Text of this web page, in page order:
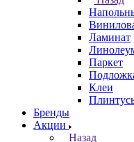
Ламинат
Паркет
Клеи
Бренды
Акции
Назад